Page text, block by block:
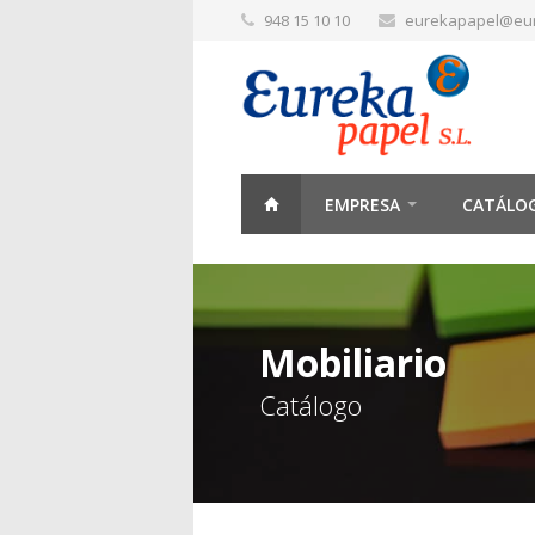
948 15 10 10
EMPRESA
Mobiliario
Catálogo